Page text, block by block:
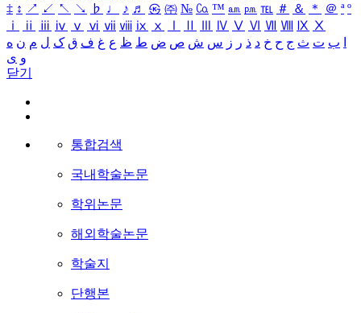
‡ ↕ ↗ ↙ ↖ ↘ ♭ ♩ ♪ ♬ ㉿ ㈜ № ㏇ ™ ㏂ ㏘ ℡ ＃ ＆ ＊ ＠ ª º
ⅰ
ⅱ ⅲ ⅳ ⅴ ⅵ ⅶ ⅷ ⅸ ⅹ Ⅳ Ⅴ Ⅵ Ⅶ Ⅷ Ⅸ Ⅹ
ب ت ث ج ح خ د ذ ر ز س ش ص ض ط ظ ع غ ف ق ک ل م ن ه
و ی
닫기
통합검색
국내학술논문
학위논문
해외학술논문
학술지
단행본